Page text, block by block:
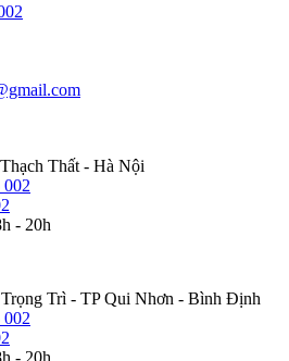
Thất - Hà Nội
002
- 20h
Trọng Trì - TP Qui Nhơn - Bình Định
002
- 20h